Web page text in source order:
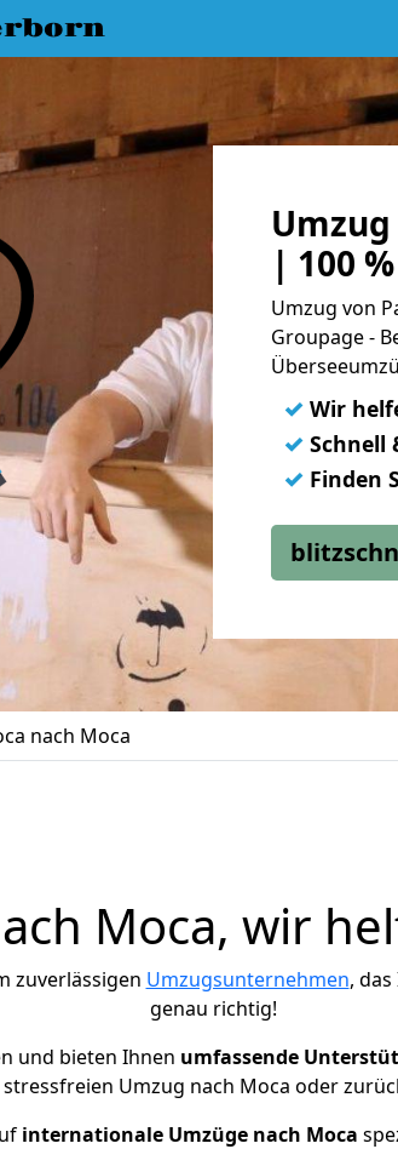
| 100
Umzug von
Groupage -
✓ Wir
✓ Schnell
✓ Finden
nach Moca
Moca, wir
zuverlässigen Umzugsunternehmen,
genau richtig!
und bieten Ihnen umfassende
Umzug nach Moca oder
internationale Umzüge nach Moca